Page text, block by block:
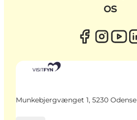
os
Munkebjergvænget 1, 5230 Odense